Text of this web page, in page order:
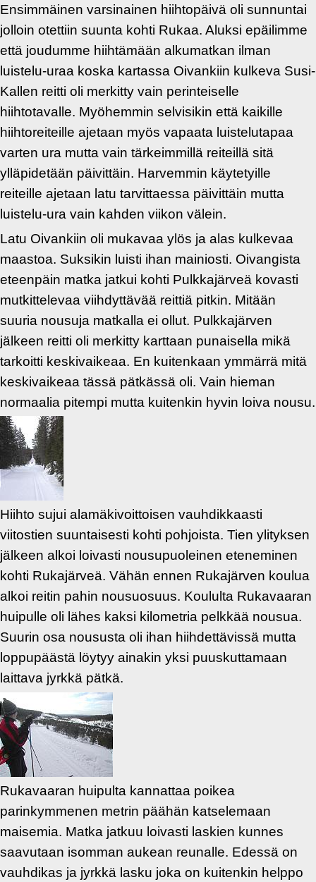
Ensimmäinen varsinainen hiihtopäivä oli sunnuntai
jolloin otettiin suunta kohti Rukaa. Aluksi epäilimme
että joudumme hiihtämään alkumatkan ilman
luistelu-uraa koska kartassa Oivankiin kulkeva Susi-
Kallen reitti oli merkitty vain perinteiselle
hiihtotavalle. Myöhemmin selvisikin että kaikille
hiihtoreiteille ajetaan myös vapaata luistelutapaa
varten ura mutta vain tärkeimmillä reiteillä sitä
ylläpidetään päivittäin. Harvemmin käytetyille
reiteille ajetaan latu tarvittaessa päivittäin mutta
luistelu-ura vain kahden viikon välein.
Latu Oivankiin oli mukavaa ylös ja alas kulkevaa
maastoa. Suksikin luisti ihan mainiosti. Oivangista
eteenpäin matka jatkui kohti Pulkkajärveä kovasti
mutkittelevaa viihdyttävää reittiä pitkin. Mitään
suuria nousuja matkalla ei ollut. Pulkkajärven
jälkeen reitti oli merkitty karttaan punaisella mikä
tarkoitti keskivaikeaa. En kuitenkaan ymmärrä mitä
keskivaikeaa tässä pätkässä oli. Vain hieman
normaalia pitempi mutta kuitenkin hyvin loiva nousu.
Hiihto sujui alamäkivoittoisen vauhdikkaasti
viitostien suuntaisesti kohti pohjoista. Tien ylityksen
jälkeen alkoi loivasti nousupuoleinen eteneminen
kohti Rukajärveä. Vähän ennen Rukajärven koulua
alkoi reitin pahin nousuosuus. Koululta Rukavaaran
huipulle oli lähes kaksi kilometria pelkkää nousua.
Suurin osa noususta oli ihan hiihdettävissä mutta
loppupäästä löytyy ainakin yksi puuskuttamaan
laittava jyrkkä pätkä.
Rukavaaran huipulta kannattaa poikea
parinkymmenen metrin päähän katselemaan
maisemia. Matka jatkuu loivasti laskien kunnes
saavutaan isomman aukean reunalle. Edessä on
vauhdikas ja jyrkkä lasku joka on kuitenkin helppo